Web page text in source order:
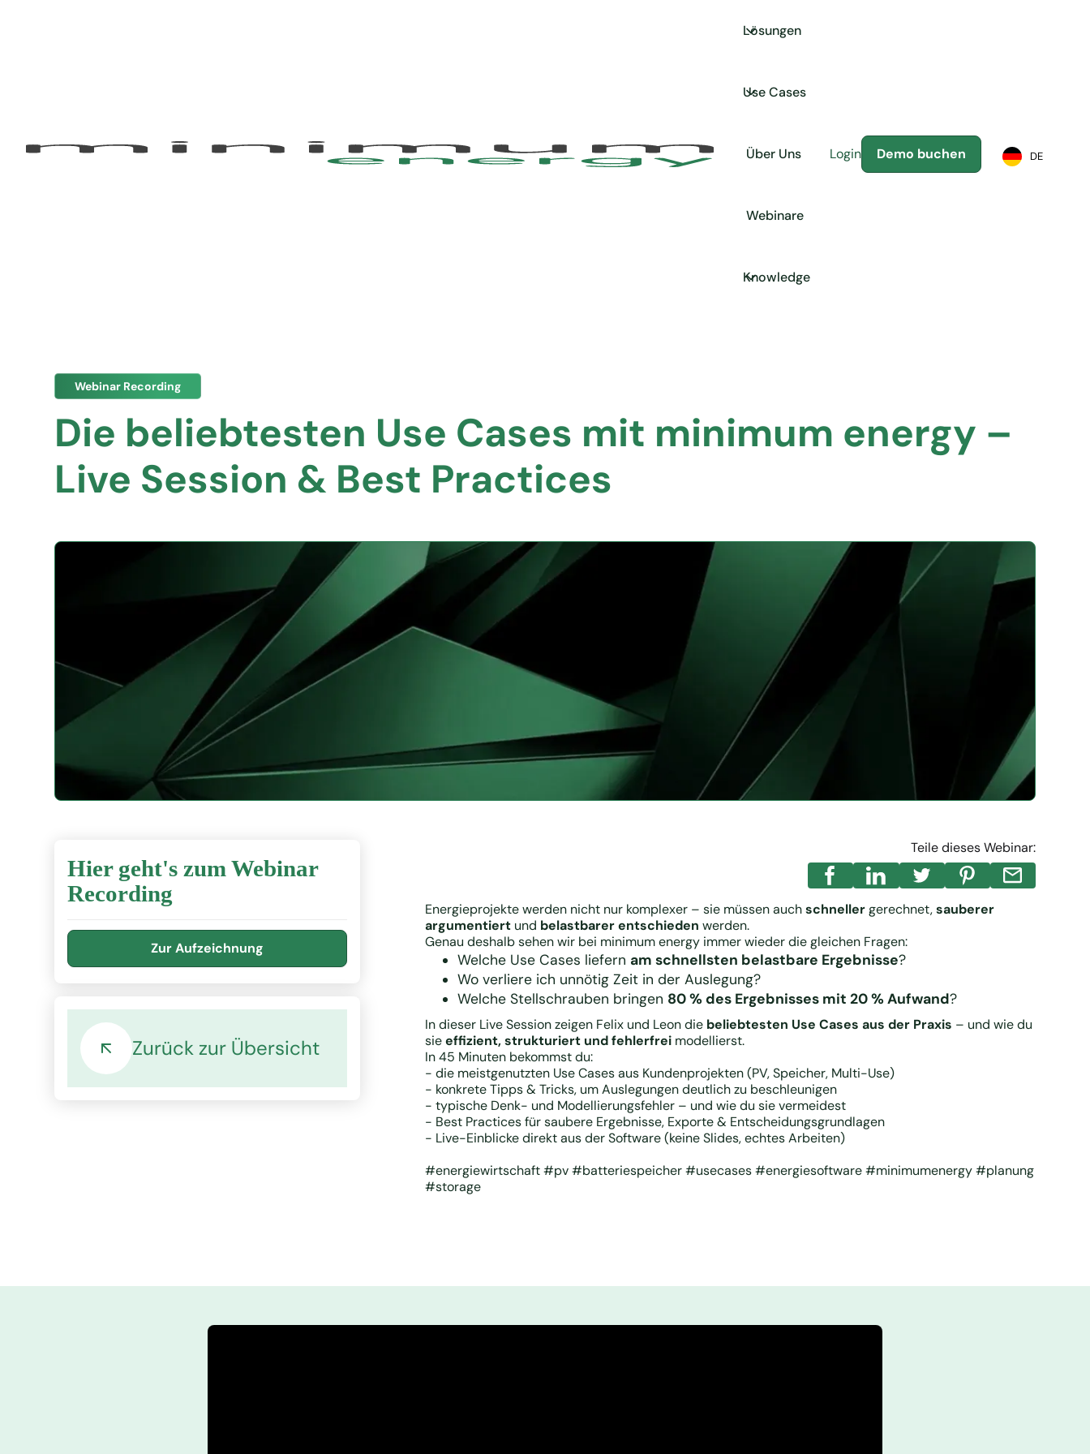
Lösungen
Use Cases
Über Uns
Webinare
Knowledge
Login Demo buchen DE
Webinar Recording
Die beliebtesten Use Cases mit minimum energy –
Live Session & Best Practices
Hier geht's zum Webinar
Recording
Zur Aufzeichnung
Zurück zur Übersicht
Teile dieses Webinar:
Energieprojekte werden nicht nur komplexer – sie müssen auchschnellergerechnet,sauberer
argumentiertund belastbarer entschieden werden.
Genau deshalb sehen wir bei minimum energy immer wieder die gleichen Fragen:
Welche Use Cases liefern am schnellsten belastbare Ergebnisse?
Wo verliere ich unnötig Zeit in der Auslegung?
Welche Stellschrauben bringen 80 % des Ergebnisses mit 20 % Aufwand?
In dieser Live Session zeigen Felix und Leon die beliebtesten Use Cases aus der Praxis – und wie du
sieeffizient, strukturiert und fehlerfreimodellierst.
In 45 Minuten bekommst du:
- die meistgenutzten Use Cases aus Kundenprojekten (PV, Speicher, Multi-Use)
- konkrete Tipps & Tricks, um Auslegungen deutlich zu beschleunigen
- typische Denk- und Modellierungsfehler – und wie du sie vermeidest
- Best Practices für saubere Ergebnisse, Exporte & Entscheidungsgrundlagen
- Live-Einblicke direkt aus der Software (keine Slides, echtes Arbeiten)
#energiewirtschaft #pv #batteriespeicher #usecases #energiesoftware #minimumenergy #planung
#storage